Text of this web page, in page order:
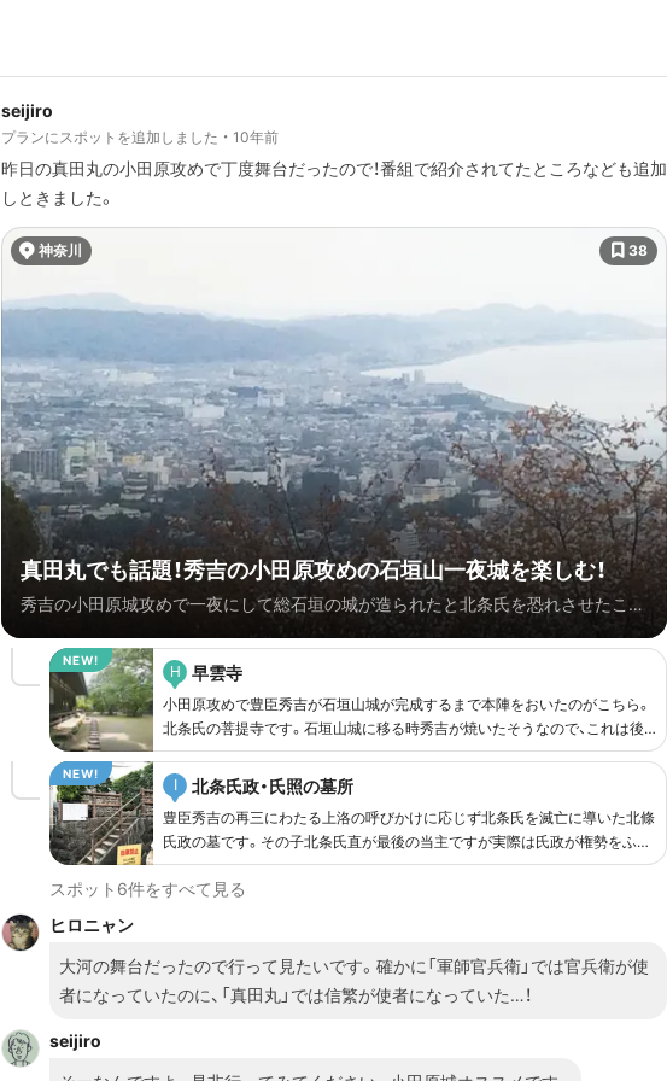
seijiro
プランにスポットを追加しました 10年前
昨日の真田丸の小田原攻めで丁度舞台だったので！番組で紹介されてたところなども追加
しときました。
神奈川 38
真田丸でも話題！秀吉の小田原攻めの石垣山一夜城を楽しむ！
秀吉の小田原城攻めで一夜にして総石垣の城が造られたと北条氏を恐れさせたこと
で有名な石垣山一夜城。電車だと少しアクセスが悪いですが片道1時間弱で徒歩で
登ることが出来ます。ドライブがてら車で行くと便利ですし、ミシュランを獲得し
たウナギや鎧塚シェフのスイーツもありますのでオススメのドライブコースです。
他にも小田原攻めの名所はたくさん。１日フルフルならギリギリ回れそうですが、
いくつか飛ばして充実歴史見聞をすすめます。 ちなみに小田原城は2016年5月にリ
ニューアル！これも大変オススメです。
H 早雲寺
小田原攻めで豊臣秀吉が石垣山城が完成するまで本陣をおいたのがこちら。
北条氏の菩提寺です。石垣山城に移る時秀吉が焼いたそうなので、これは後
に徳川の時代になって再興されたもの。
北条氏政・氏照の墓所
豊臣秀吉の再三にわたる上洛の呼びかけに応じず北条氏を滅亡に導いた北條
氏政の墓です。その子北条氏直が最後の当主ですが実際は氏政が権勢をふる
い意思決定をしていたようです。小田原城開城とともに秀吉の命で切腹し、
子の氏直は高野山に流されました。 小田原駅からすぐ。
スポット6件をすべて見る
ヒロニャン
大河の舞台だったので行って見たいです。確かに「軍師官兵衛」では官兵衛が使
者になっていたのに、「真田丸」では信繁が使者になっていた…！
seijiro